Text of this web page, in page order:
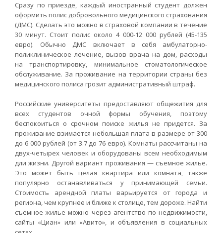
Сразу по приезде, каждый иностранный студент должен
оформить полис добровольного медицинского страхования
(ДМС). Сделать это можно в страховой компании в течение
30 минут. Стоит полис около 4 000-12 000 рублей (45-135
евро). Обычно ДМС включает в себя амбулаторно-
поликлиническое лечение, вызов врача на дом, расходы
на транспортировку, минимальное стоматологическое
обслуживание. За проживание на территории страны без
медицинского полиса грозит административный штраф.
Российские университеты предоставляют общежития для
всех студентов очной формы обучения, поэтому
беспокоиться о срочном поиске жилья не придется. За
проживание взимается небольшая плата в размере от 300
до 6 000 рублей (от 3.7 до 76 евро). Комнаты рассчитаны на
двух-четырех человек и оборудованы всем необходимым
дли жизни. Другой вариант проживания — съемное жилье.
Это может быть целая квартира или комната, также
популярно останавливаться у принимающей семьи.
Стоимость арендной платы варьируется от города и
региона, чем крупнее и ближе к столице, тем дороже. Найти
съемное жилье можно через агентство по недвижимости,
сайты «Циан» или «Авито», и объявления в социальных